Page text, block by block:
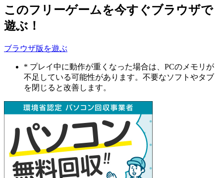
このフリーゲームを今すぐブラウザで
遊ぶ！
ブラウザ版を遊ぶ
* プレイ中に動作が重くなった場合は、PCのメモリが
不足している可能性があります。不要なソフトやタブ
を閉じると改善します。